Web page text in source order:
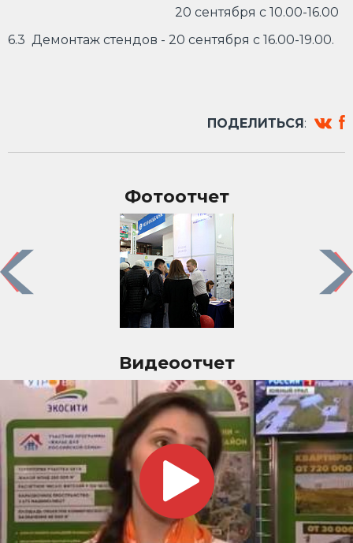
20 сентября с 10.00-16.00
6.3 Демонтаж стендов - 20 сентября с 16.00-19.00.
ПОДЕЛИТЬСЯ:
Фотоотчет
Previous
Видеоотчет